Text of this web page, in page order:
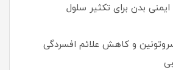
بدن برای تکثیر سلول
و کاهش علائم افسردگی